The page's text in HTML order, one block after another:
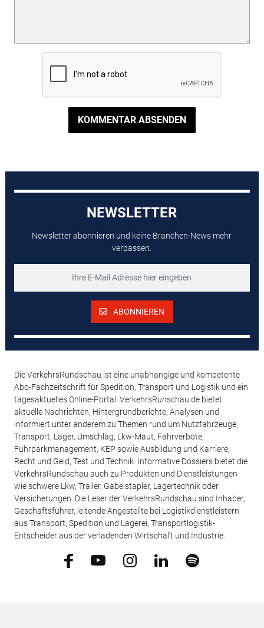
KOMMENTAR ABSENDEN
NEWSLETTER
Newsletter abonnieren und keine Branchen-News mehr
verpassen.
ABONNIEREN
Die VerkehrsRundschau ist eine unabhängige und kompetente
Abo-Fachzeitschrift für Spedition, Transport und Logistik und ein
tagesaktuelles Online-Portal. VerkehrsRunschau.de bietet
aktuelle Nachrichten, Hintergrundberichte, Analysen und
informiert unter anderem zu Themen rund um Nutzfahrzeuge,
Transport, Lager, Umschlag, Lkw-Maut, Fahrverbote,
Fuhrparkmanagement, KEP sowie Ausbildung und Karriere,
Recht und Geld, Test und Technik. Informative Dossiers bietet die
VerkehrsRundschau auch zu Produkten und Dienstleistungen
wie schwere Lkw, Trailer, Gabelstapler, Lagertechnik oder
Versicherungen. Die Leser der VerkehrsRundschau sind Inhaber,
Geschäftsführer, leitende Angestellte bei Logistikdienstleistern
aus Transport, Spedition und Lagerei, Transportlogistik-
Entscheider aus der verladenden Wirtschaft und Industrie.